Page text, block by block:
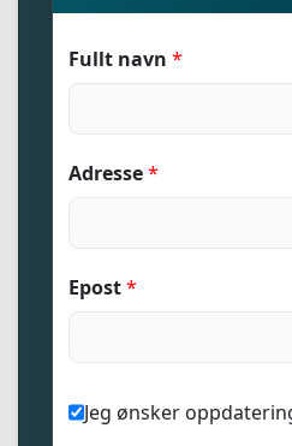
A
e
s
A
d
r
s
e
Fullt navn *
Adresse*
Epost*
Jeg ønsker